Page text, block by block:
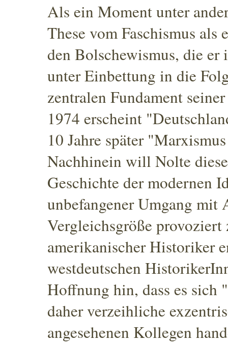
Als ein Moment unter
These vom Faschismus
den Bolschewismus, die er
unter Einbettung in die
zentralen Fundament
1974 erscheint
10 Jahre später
Nachhinein will Nolte
Geschichte der modernen
unbefangener Umgang
Vergleichsgröße provoziert
amerikanischer Historiker
westdeutschen
Hoffnung hin, dass es sich
daher verzeihliche
angesehenen Kollegen